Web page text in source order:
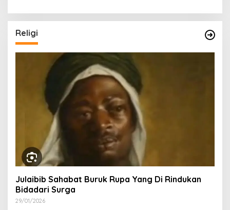
Religi
Julaibib Sahabat Buruk Rupa Yang Di Rindukan
Bidadari Surga
29/01/2026